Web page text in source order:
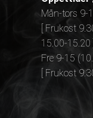
Mån-tors 9-
[ Frukost
15.00-15.20 ]
Fre 9-15
[ Frukost